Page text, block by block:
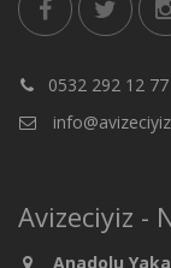
0532 292 12
Avizeciyiz -
Anadolu